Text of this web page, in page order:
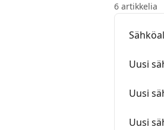
6 artikkelia
Uusi
Uusi
Uusi